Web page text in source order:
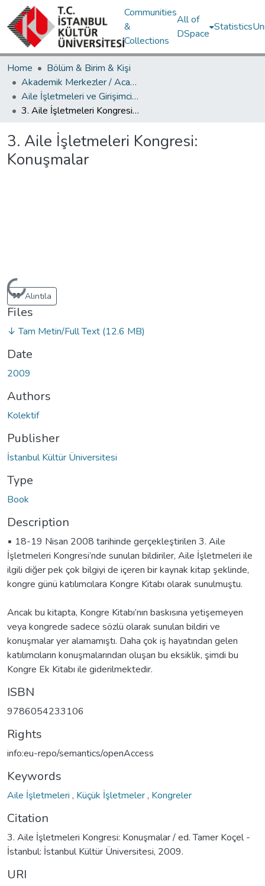
Communities
&
Collections
All of
DSpace
Statistics
Home
Bölüm & Birim & Kişi
Akademik Merkezler / Academic Centers
Aile İşletmeleri ve Girişimcilik Araştırma Merkezi, (AGMER)
3. Aile İşletmeleri Kongresi: Konuşmalar
3. Aile İşletmeleri Kongresi:
Konuşmalar
Loading...
Alıntıla
Files
↓ Tam Metin/Full Text (12.6 MB)
Date
2009
Authors
Kolektif
Publisher
İstanbul Kültür Üniversitesi
Type
Book
Description
▪️ 18-19 Nisan 2008 tarihinde gerçekleştirilen 3. Aile
İşletmeleri Kongresi’nde sunulan bildiriler, Aile İşletmeleri ile
ilgili diğer pek çok bilgiyi de içeren bir kaynak kitap şeklinde,
kongre günü katılımcılara Kongre Kitabı olarak sunulmuştu.
Ancak bu kitapta, Kongre Kitabı’nın baskısına yetişemeyen
veya kongrede sadece sözlü olarak sunulan bildiri ve
konuşmalar yer alamamıştı. Daha çok iş hayatından gelen
katılımcıların konuşmalarından oluşan bu eksiklik, şimdi bu
Kongre Ek Kitabı ile giderilmektedir.
ISBN
9786054233106
Rights
info:eu-repo/semantics/openAccess
Keywords
Aile İşletmeleri , Küçük İşletmeler, Kongreler
Citation
3. Aile İşletmeleri Kongresi: Konuşmalar / ed. Tamer Koçel -
İstanbul: İstanbul Kültür Üniversitesi, 2009.
URI